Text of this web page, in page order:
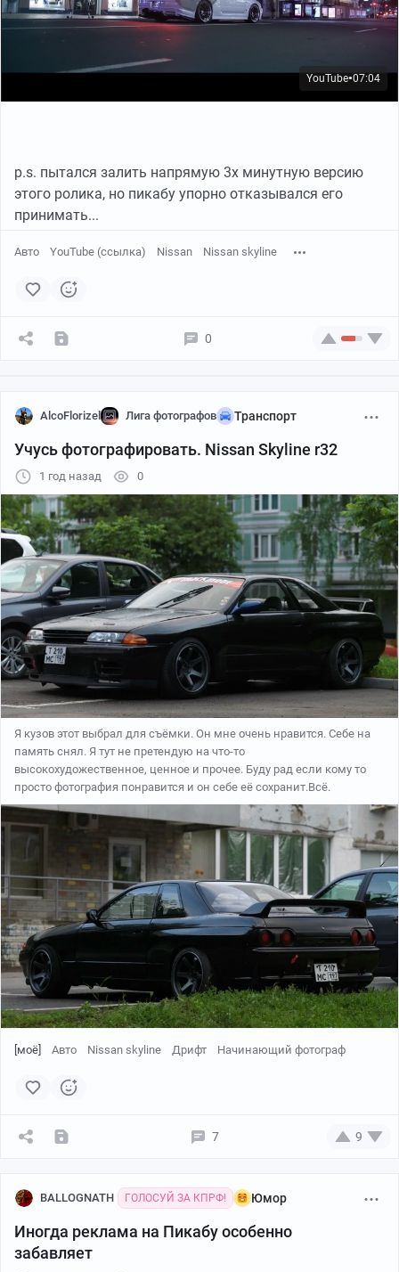
YouTube●07:04
p.s. пытался залить напрямую 3х минутную версию
этого ролика, но пикабу упорно отказывался его
принимать...
Авто YouTube (ссылка) Nissan Nissan skyline
0
AlcoFlorizel Лига фотографов Транспорт
Учусь фотографировать. Nissan Skyline r32
1 год назад 0
Я кузов этот выбрал для съёмки. Он мне очень нравится. Себе на
память снял. Я тут не претендую на что-то
высокохудожественное, ценное и прочее. Буду рад если кому то
просто фотография понравится и он себе её сохранит.Всё.
[моё] Авто Nissan skyline Дрифт Начинающий фотограф
7 9
BALLOGNATH ГОЛОСУЙ ЗА КПРФ! Юмор
Иногда реклама на Пикабу особенно
забавляет